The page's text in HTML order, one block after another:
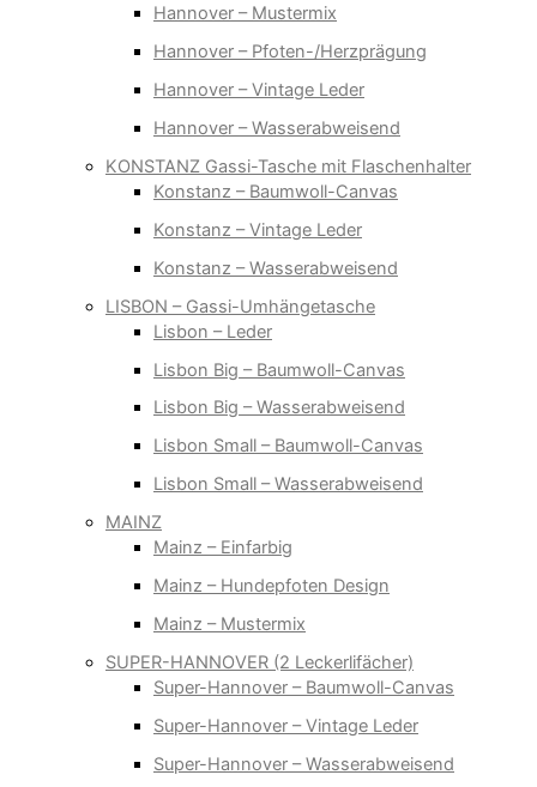
Hannover – Mustermix
Hannover – Pfoten-/Herzprägung
Hannover – Vintage Leder
Hannover – Wasserabweisend
KONSTANZ Gassi-Tasche mit Flaschenhalter
Konstanz – Baumwoll-Canvas
Konstanz – Vintage Leder
Konstanz – Wasserabweisend
LISBON – Gassi-Umhängetasche
Lisbon – Leder
Lisbon Big – Baumwoll-Canvas
Lisbon Big – Wasserabweisend
Lisbon Small – Baumwoll-Canvas
Lisbon Small – Wasserabweisend
MAINZ
Mainz – Einfarbig
Mainz – Hundepfoten Design
Mainz – Mustermix
SUPER-HANNOVER (2 Leckerlifächer)
Super-Hannover – Baumwoll-Canvas
Super-Hannover – Vintage Leder
Super-Hannover – Wasserabweisend